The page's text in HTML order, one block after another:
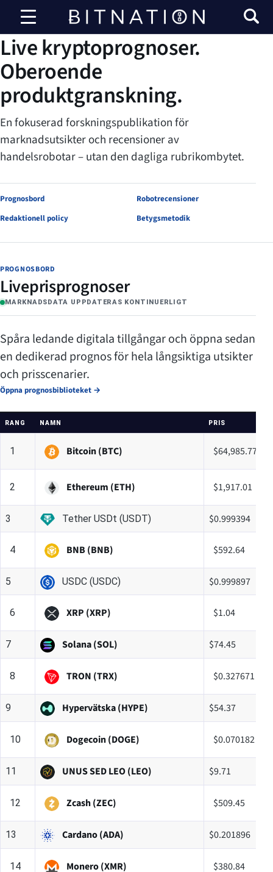
Bitnation
BITNATION-FORSKNING
Live kryptoprognoser.
Oberoende
produktgranskning.
En fokuserad forskningspublikation för
marknadsutsikter och recensioner av
handelsrobotar – utan den dagliga rubrikombytet.
Prognosbord
Robotrecensioner
Redaktionell policy
Betygsmetodik
PROGNOSBORD
Liveprisprognoser
MARKNADSDATA UPPDATERAS KONTINUERLIGT
Spåra ledande digitala tillgångar och öppna sedan
en dedikerad prognos för hela långsiktiga utsikter
och prisscenarier.
Öppna prognosbiblioteket →
RANG NAMN PRIS
1 Bitcoin (BTC) $64,985.77
2 Ethereum (ETH) $1,917.01
3 Tether USDt (USDT) $0.999394
4 BNB (BNB) $592.64
5 USDC (USDC) $0.999897
6 XRP (XRP) $1.04
7 Solana (SOL) $74.45
8 TRON (TRX) $0.327671
9 Hypervätska (HYPE) $54.37
10 Dogecoin (DOGE) $0.070182
11 UNUS SED LEO (LEO) $9.71
12 Zcash (ZEC) $509.45
13 Cardano (ADA) $0.201896
14 Monero (XMR) $380.84